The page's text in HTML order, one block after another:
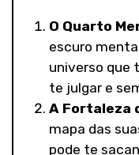
O Quarto
escuro
universo que
te julgar e
A Fortaleza
mapa das
pode te